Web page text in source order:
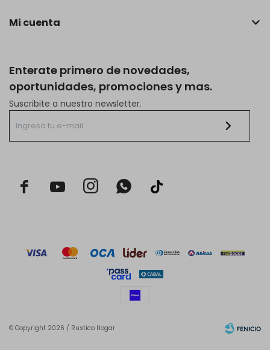
Enterate primero de novedades,
oportunidades, promociones y mas.
Suscribite a nuestro newsletter.
  
Mi cuenta
© Copyright 2026 / Rustico Hogar